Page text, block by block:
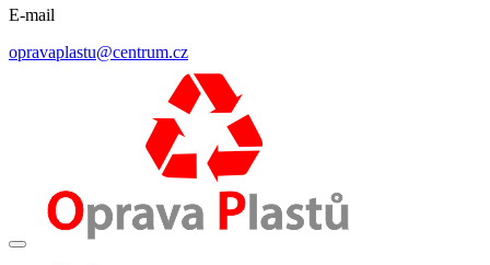
E-mail
opravaplastu@centrum.cz